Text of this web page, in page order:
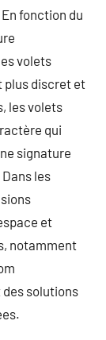
fonction du
volets
plus discret et
les volets
qui
signature
les
et
notamment
des solutions